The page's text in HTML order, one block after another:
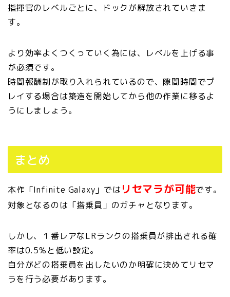
指揮官のレベルごとに、ドックが解放されていきま
す。
より効率よくつくっていく為には、レベルを上げる事
が必須です。
時間報酬制が取り入れられているので、隙間時間でプ
レイする場合は築造を開始してから他の作業に移るよ
うにしましょう。
まとめ
本作「Infinite Galaxy」ではリセマラが可能です。
対象となるのは「搭乗員」のガチャとなります。
しかし、１番レアなLRランクの搭乗員が排出される確
率は0.5%と低い設定。
自分がどの搭乗員を出したいのか明確に決めてリセマ
ラを行う必要があります。